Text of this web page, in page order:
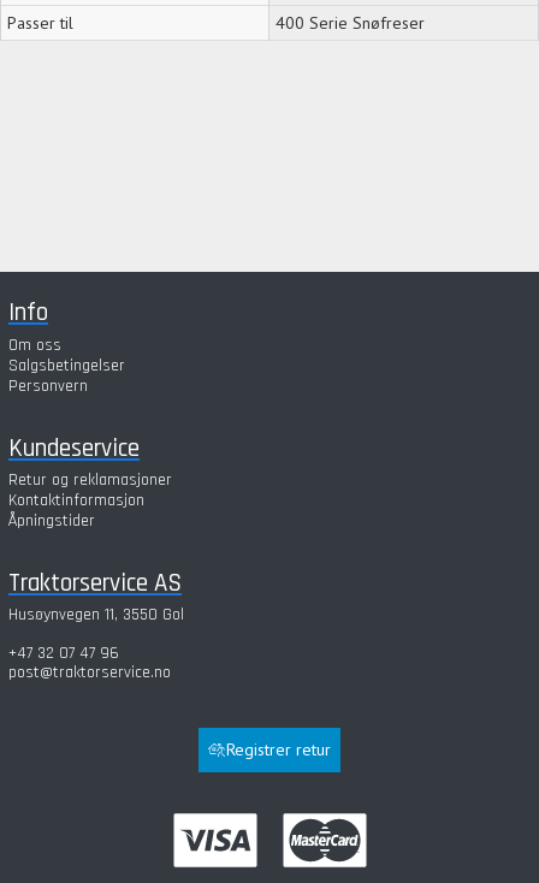
Passer til
400 Serie Snøfreser
Info
Om oss
Salgsbetingelser
Personvern
Kundeservice
Retur og reklamasjoner
Kontaktinformasjon
Åpningstider
Traktorservice AS
Husøynvegen 11, 3550 Gol
+47 32 07 47 96
post@traktorservice.no
Registrer retur